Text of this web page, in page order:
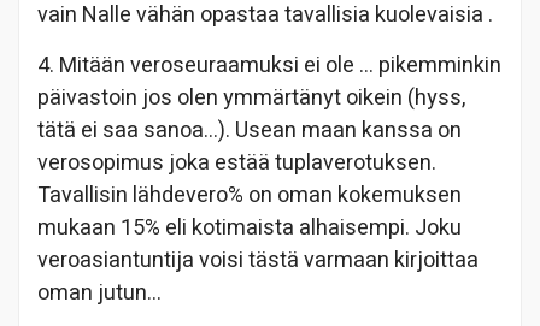
vain Nalle vähän opastaa tavallisia kuolevaisia .
4. Mitään veroseuraamuksi ei ole … pikemminkin
päivastoin jos olen ymmärtänyt oikein (hyss,
tätä ei saa sanoa…). Usean maan kanssa on
verosopimus joka estää tuplaverotuksen.
Tavallisin lähdevero% on oman kokemuksen
mukaan 15% eli kotimaista alhaisempi. Joku
veroasiantuntija voisi tästä varmaan kirjoittaa
oman jutun…